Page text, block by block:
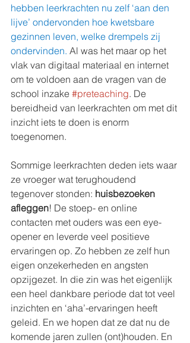
hebben leerkrachten nu zelf ‘aan den
lijve’ ondervonden hoe kwetsbare
gezinnen leven, welke drempels zij
ondervinden. Al was het maar op het
vlak van digitaal materiaal en internet
om te voldoen aan de vragen van de
school inzake #preteaching. De
bereidheid van leerkrachten om met dit
inzicht iets te doen is enorm
toegenomen.
Sommige leerkrachten deden iets waar
ze vroeger wat terughoudend
tegenover stonden: huisbezoeken
afleggen! De stoep- en online
contacten met ouders was een eye-
opener en leverde veel positieve
ervaringen op. Zo hebben ze zelf hun
eigen onzekerheden en angsten
opzijgezet. In die zin was het eigenlijk
een heel dankbare periode dat tot veel
inzichten en ‘aha’-ervaringen heeft
geleid. En we hopen dat ze dat nu de
komende jaren zullen (ont)houden. En